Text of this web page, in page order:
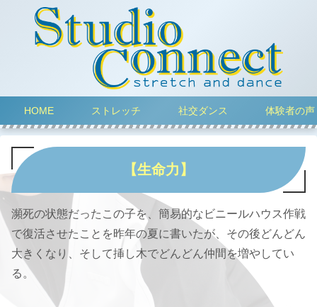
HOME ストレッチ 社交ダンス 体験者の声
【生命力】
瀕死の状態だったこの子を、簡易的なビニールハウス作戦
で復活させたことを昨年の夏に書いたが、その後どんどん
大きくなり、そして挿し木でどんどん仲間を増やしてい
る。